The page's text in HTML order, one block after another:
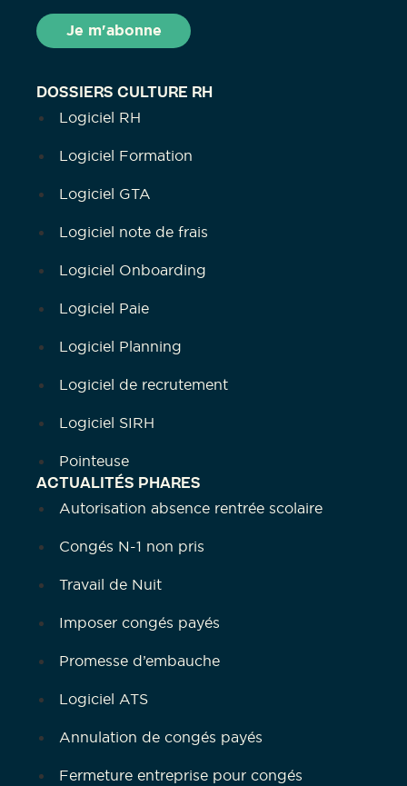
DOSSIERS CULTURE RH
Logiciel RH
Logiciel Formation
Logiciel GTA
Logiciel note de frais
Logiciel Onboarding
Logiciel Paie
Logiciel Planning
Logiciel de recrutement
Logiciel SIRH
Pointeuse
ACTUALITÉS PHARES
Autorisation absence rentrée scolaire
Congés N-1 non pris
Travail de Nuit
Imposer congés payés
Promesse d’embauche
Logiciel ATS
Annulation de congés payés
Fermeture entreprise pour congés